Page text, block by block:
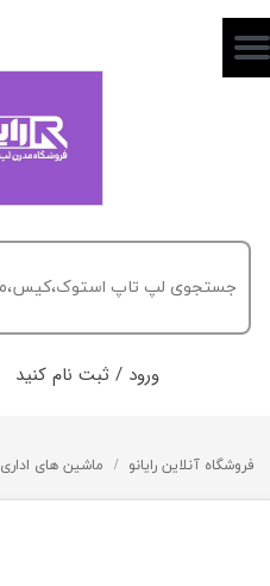
ورود / ثبت نام کنید
حساب کاربری من
خروج از حساب کاربری
فروشگاه آنلاین رایانو ماشین های اداری